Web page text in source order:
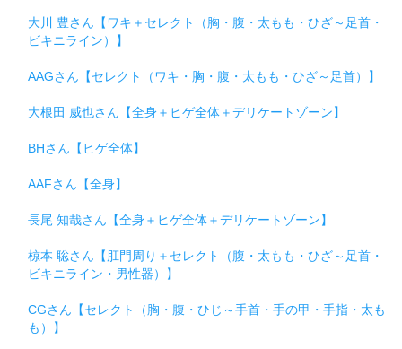
大川 豊さん【ワキ＋セレクト（胸・腹・太もも・ひざ～足首・
ビキニライン）】
AAGさん【セレクト（ワキ・胸・腹・太もも・ひざ～足首）】
大根田 威也さん【全身＋ヒゲ全体＋デリケートゾーン】
BHさん【ヒゲ全体】
AAFさん【全身】
長尾 知哉さん【全身＋ヒゲ全体＋デリケートゾーン】
椋本 聡さん【肛門周り＋セレクト（腹・太もも・ひざ～足首・
ビキニライン・男性器）】
CGさん【セレクト（胸・腹・ひじ～手首・手の甲・手指・太も
も）】